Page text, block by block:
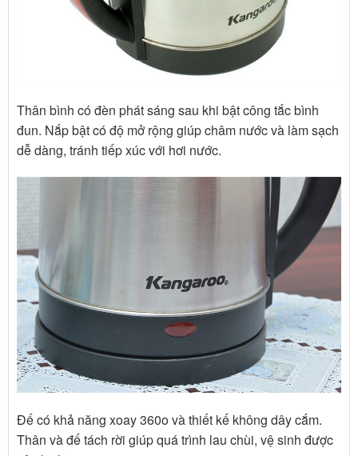
Thân bình có đèn phát sáng sau khi bật công tắc bình
đun. Nắp bật có độ mở rộng giúp châm nước và làm sạch
dễ dàng, tránh tiếp xúc với hơi nước.
Đế có khả năng xoay 360o và thiết kế không dây cắm.
Thân và đế tách rời giúp quá trình lau chùi, vệ sinh được